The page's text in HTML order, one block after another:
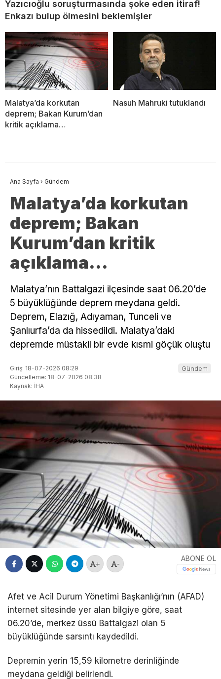
Yazıcıoğlu soruşturmasında şoke eden itiraf!
Enkazı bulup ölmesini beklemişler
Malatya’da korkutan
deprem; Bakan Kurum’dan
kritik açıklama…
Nasuh Mahruki tutuklandı
Ana Sayfa › Gündem
Malatya’da korkutan
deprem; Bakan
Kurum’dan kritik
açıklama…
Malatya’nın Battalgazi ilçesinde saat 06.20’de
5 büyüklüğünde deprem meydana geldi.
Deprem, Elazığ, Adıyaman, Tunceli ve
Şanlıurfa’da da hissedildi. Malatya’daki
depremde müstakil bir evde kısmi göçük oluştu
Giriş: 18-07-2026 08:29
Güncelleme: 18-07-2026 08:38
Kaynak: İHA
Gündem
+ -
ABONE OL
Afet ve Acil Durum Yönetimi Başkanlığı’nın (AFAD)
internet sitesinde yer alan bilgiye göre, saat
06.20’de, merkez üssü Battalgazi olan 5
büyüklüğünde sarsıntı kaydedildi.
Depremin yerin 15,59 kilometre derinliğinde
meydana geldiği belirlendi.